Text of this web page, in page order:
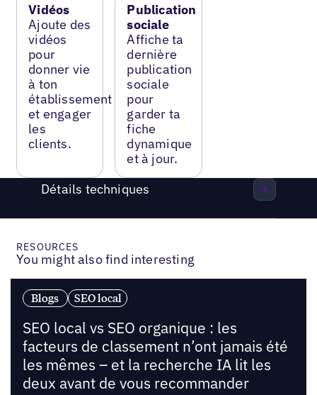
Vidéos
Ajoute des
vidéos
pour
donner vie
à ton
établissement
et engager
les
clients.
Publication
sociale
Affiche ta
dernière
publication
sociale
pour
garder ta
fiche
dynamique
et à jour.
Détails techniques
RESOURCES
You might also find interesting
Blogs SEO local
SEO local vs SEO organique : les
facteurs de classement n’ont jamais été
les mêmes – et la recherche IA lit les
deux avant de vous recommander